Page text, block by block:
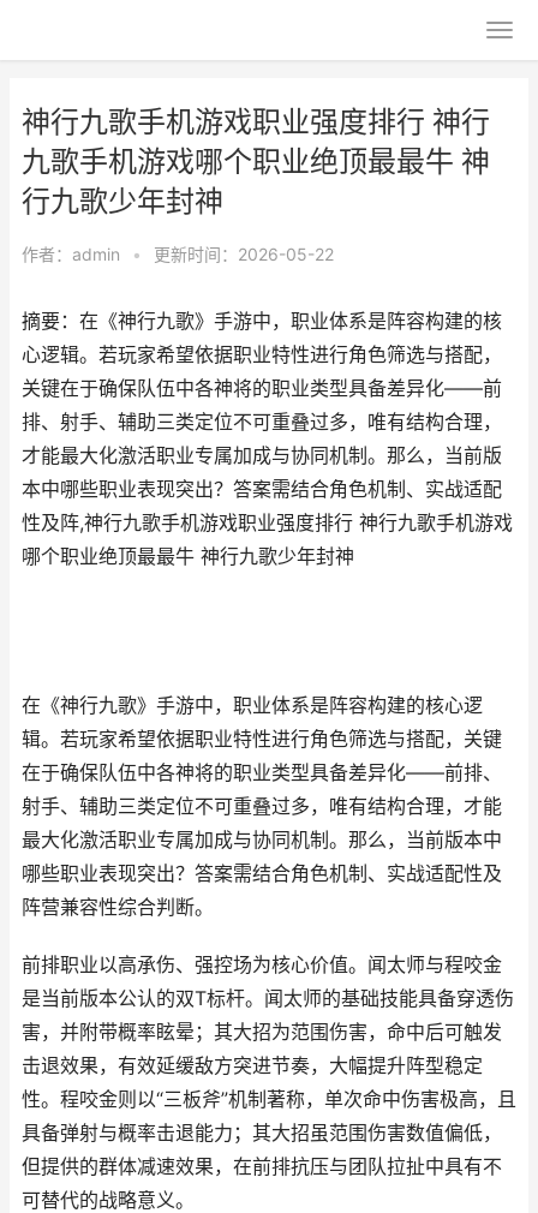
神行九歌手机游戏职业强度排行 神行
九歌手机游戏哪个职业绝顶最最牛 神
行九歌少年封神
作者： admin • 更新时间：2026-05-22
摘要：在《神行九歌》手游中，职业体系是阵容构建的核
心逻辑。若玩家希望依据职业特性进行角色筛选与搭配，
关键在于确保队伍中各神将的职业类型具备差异化——前
排、射手、辅助三类定位不可重叠过多，唯有结构合理，
才能最大化激活职业专属加成与协同机制。那么，当前版
本中哪些职业表现突出？答案需结合角色机制、实战适配
性及阵,神行九歌手机游戏职业强度排行 神行九歌手机游戏
哪个职业绝顶最最牛 神行九歌少年封神
在《神行九歌》手游中，职业体系是阵容构建的核心逻
辑。若玩家希望依据职业特性进行角色筛选与搭配，关键
在于确保队伍中各神将的职业类型具备差异化——前排、
射手、辅助三类定位不可重叠过多，唯有结构合理，才能
最大化激活职业专属加成与协同机制。那么，当前版本中
哪些职业表现突出？答案需结合角色机制、实战适配性及
阵营兼容性综合判断。
前排职业以高承伤、强控场为核心价值。闻太师与程咬金
是当前版本公认的双T标杆。闻太师的基础技能具备穿透伤
害，并附带概率眩晕；其大招为范围伤害，命中后可触发
击退效果，有效延缓敌方突进节奏，大幅提升阵型稳定
性。程咬金则以“三板斧”机制著称，单次命中伤害极高，且
具备弹射与概率击退能力；其大招虽范围伤害数值偏低，
但提供的群体减速效果，在前排抗压与团队拉扯中具有不
可替代的战略意义。